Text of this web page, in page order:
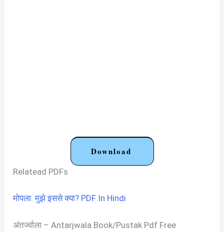
Download
Relatead PDFs
मोपला: मुझे इससे क्या? PDF In Hindi
अंतर्ज्वाला – Antarjwala Book/Pustak Pdf Free